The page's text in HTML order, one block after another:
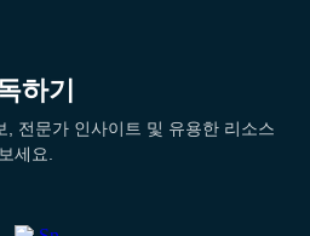
하기
, 전문가 인사이트 및 유용한 리소스
세요.